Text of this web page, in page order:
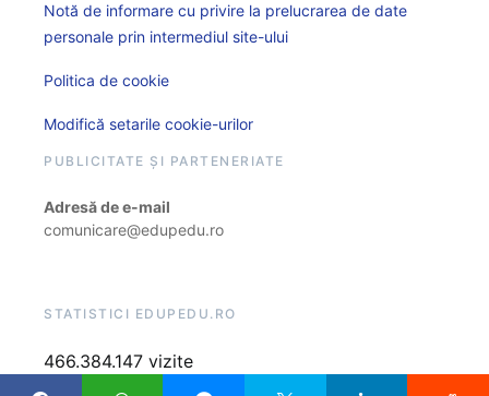
Notă de informare cu privire la prelucrarea de date
personale prin intermediul site-ului
Politica de cookie
Modifică setarile cookie-urilor
PUBLICITATE ȘI PARTENERIATE
Adresă de e-mail
comunicare@edupedu.ro
STATISTICI EDUPEDU.RO
466.384.147 vizite